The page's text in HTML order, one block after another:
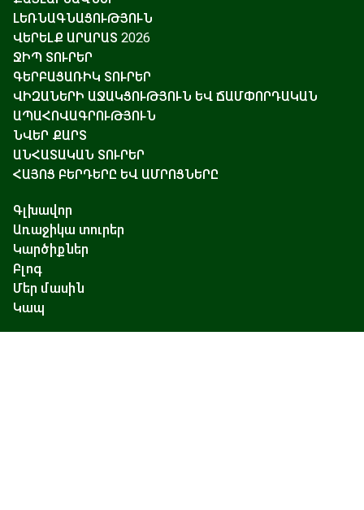
ԼԵՌՆԱԳՆԱՑՈՒԹՅՈՒՆ
ՎԵՐԵԼՔ ԱՐԱՐԱՏ 2026
ՋԻՊ ՏՈՒՐԵՐ
ԳԵՐԲԱՑԱՌԻԿ ՏՈՒՐԵՐ
ՎԻԶԱՆԵՐԻ ԱՋԱԿՑՈՒԹՅՈՒՆ ԵՎ ՃԱՄՓՈՐԴԱԿԱՆ
ԱՊԱՀՈՎԱԳՐՈՒԹՅՈՒՆ
ՆՎԵՐ ՔԱՐՏ
ԱՆՀԱՏԱԿԱՆ ՏՈՒՐԵՐ
ՀԱՅՈՑ ԲԵՐԴԵՐԸ ԵՎ ԱՄՐՈՑՆԵՐԸ
Գլխավոր
Առաջիկա տուրեր
Կարծիքներ
Բլոգ
Մեր մասին
Կապ